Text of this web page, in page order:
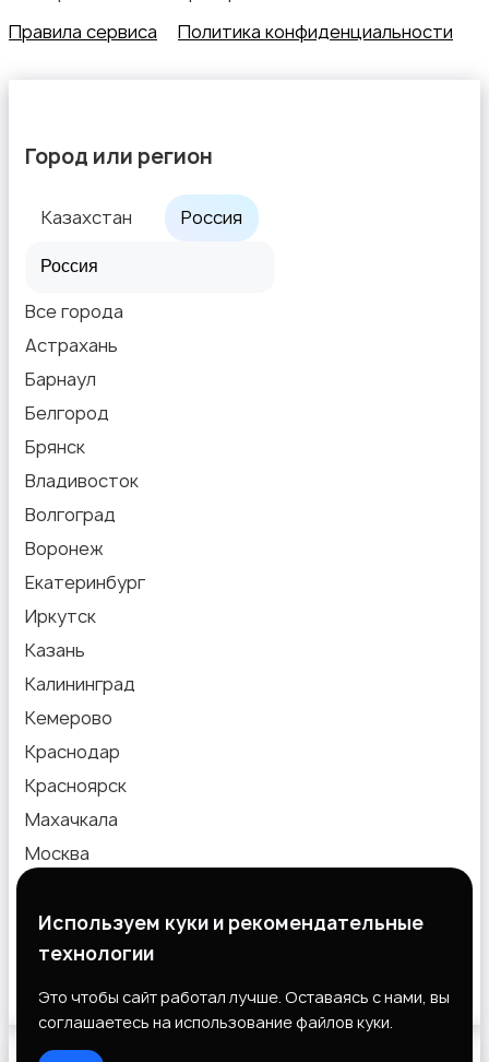
Правила сервиса
Политика конфиденциальности
Используем куки и рекомендательные
технологии
Это чтобы сайт работал лучше. Оставаясь с нами, вы
соглашаетесь на использование файлов куки.
Город или регион
Казахстан Россия
Все города
Астрахань
Барнаул
Белгород
Брянск
Владивосток
Волгоград
Воронеж
Екатеринбург
Иркутск
Казань
Калининград
Кемерово
Краснодар
Красноярск
Махачкала
Москва
Новосибирск
Омск
Пермь